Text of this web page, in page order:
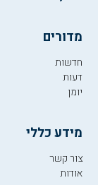
מדורים
חדשות
דעות
יומן
מידע כללי
צור קשר
אודות